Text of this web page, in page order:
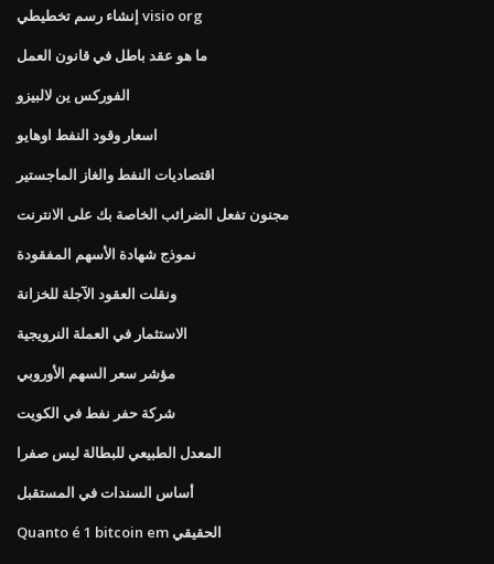
إنشاء رسم تخطيطي visio org
ما هو عقد باطل في قانون العمل
الفوركس ين لالبيزو
اسعار وقود النفط اوهايو
اقتصاديات النفط والغاز الماجستير
مجنون تفعل الضرائب الخاصة بك على الانترنت
نموذج شهادة الأسهم المفقودة
ونقلت العقود الآجلة للخزانة
الاستثمار في العملة النرويجية
مؤشر سعر السهم الأوروبي
شركة حفر نفط في الكويت
المعدل الطبيعي للبطالة ليس صفرا
أساس السندات في المستقبل
Quanto é 1 bitcoin em الحقيقي